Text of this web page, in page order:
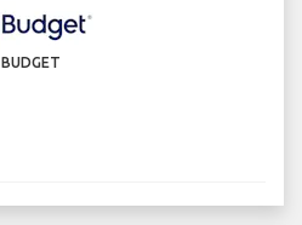
BUDGET